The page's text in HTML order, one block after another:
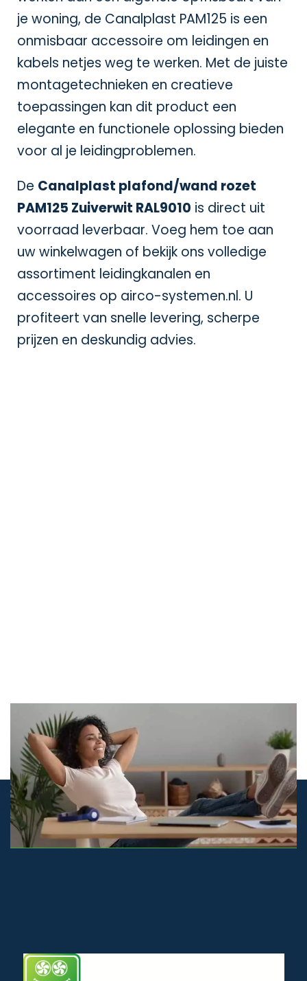
je woning, de Canalplast PAM125 is een
onmisbaar accessoire om leidingen en
kabels netjes weg te werken. Met de juiste
montagetechnieken en creatieve
toepassingen kan dit product een
elegante en functionele oplossing bieden
voor al je leidingproblemen.
De Canalplast plafond/wand rozet
PAM125 Zuiverwit RAL9010 is direct uit
voorraad leverbaar. Voeg hem toe aan
uw winkelwagen of bekijk ons volledige
assortiment leidingkanalen en
accessoires op airco-systemen.nl. U
profiteert van snelle levering, scherpe
prijzen en deskundig advies.
© airco-systemen.nl alle rechten
voorbehouden